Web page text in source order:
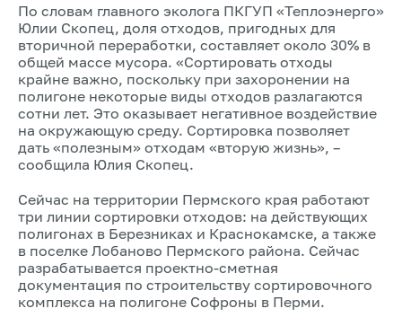
По словам главного эколога ПКГУП «Теплоэнерго»
Юлии Скопец,​ доля отходов, пригодных для
вторичной переработки, составляет около 30% в
общей массе мусора. «Сортировать отходы
крайне важно, поскольку при захоронении на
полигоне некоторые виды отходов разлагаются
сотни лет. Это оказывает негативное воздействие
на окружающую среду. Сортировка позволяет
дать «полезным» отходам «вторую жизнь», –
сообщила Юлия Скопец.
Сейчас на территории Пермского края работают
три линии сортировки отходов: на действующих
полигонах в Березниках и Краснокамске, а также
в поселке Лобаново Пермского района. Сейчас
разрабатывается проектно-сметная
документация по строительству сортировочного
комплекса на полигоне Софроны в Перми.